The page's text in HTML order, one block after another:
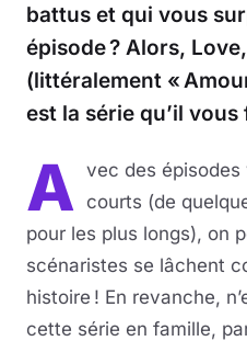
battus et qui vous
épisode ? Alors,
(littéralement «
est la série qu’il vous
A vec des
courts (de
pour les plus longs), on
scénaristes se lâchent
histoire ! En revanche,
cette série en famille,